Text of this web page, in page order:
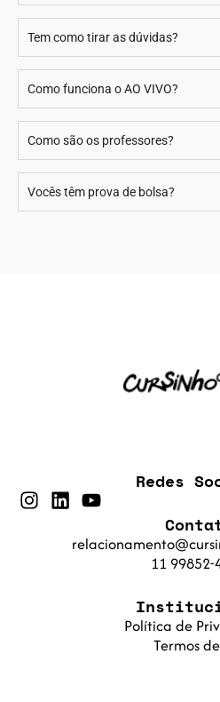
Tem como tirar as dúvidas?
Como funciona o AO VIVO?
Como são os professores?
Vocês têm prova de bolsa?
Política de
Termos
11 99852-
Redes